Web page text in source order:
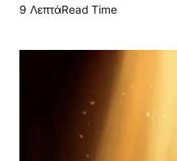
9 ΛεπτάRead Time